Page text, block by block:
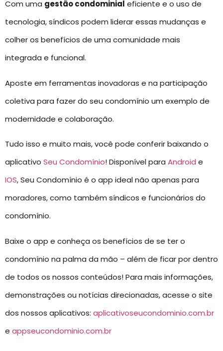
Com uma gestão condominial eficiente e o uso de
tecnologia, síndicos podem liderar essas mudanças e
colher os benefícios de uma comunidade mais
integrada e funcional.
Aposte em ferramentas inovadoras e na participação
coletiva para fazer do seu condomínio um exemplo de
modernidade e colaboração.
Tudo isso e muito mais, você pode conferir baixando o
aplicativo Seu Condomínio! Disponível para Android e
IOS, Seu Condomínio é o app ideal não apenas para
moradores, como também síndicos e funcionários do
condomínio.
Baixe o app e conheça os benefícios de se ter o
condomínio na palma da mão – além de ficar por dentro
de todos os nossos conteúdos! Para mais informações,
demonstrações ou notícias direcionadas, acesse o site
dos nossos aplicativos: aplicativoseucondominio.com.br
e appseucondominio.com.br